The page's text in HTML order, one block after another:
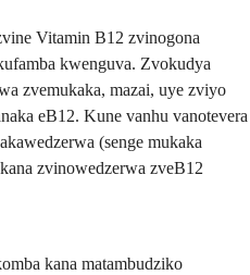
Vitamin B12 zvinogona
kwenguva. Zvokudya
zvemukaka, mazai, uye zviyo
eB12. Kune vanhu vanotevera
(senge mukaka
zvinowedzerwa zveB12
kana matambudziko